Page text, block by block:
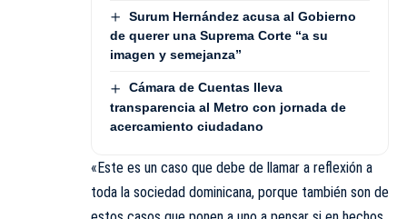
Surum Hernández acusa al Gobierno
de querer una Suprema Corte “a su
imagen y semejanza”
Cámara de Cuentas lleva
transparencia al Metro con jornada de
acercamiento ciudadano
«Este es un caso que debe de llamar a reflexión a
toda la sociedad dominicana, porque también son de